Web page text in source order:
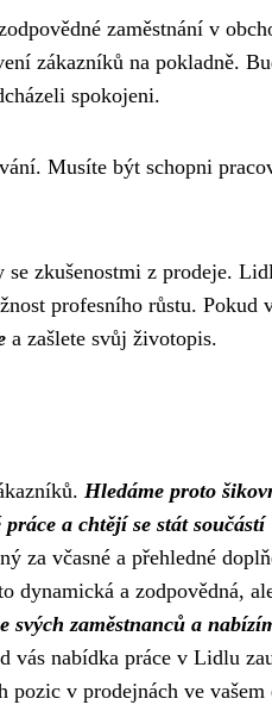
zaměstnání v
zákazníků na pokladně.
spokojeni.
Musíte být schopni
zkušenostmi z prodeje. Lidl
profesního růstu. Pokud
a zašlete svůj životopis.
Hledáme proto
a chtějí se stát součástí
za včasné a přehledné
dynamická a zodpovědná,
svých zaměstnanců a
vás nabídka práce v Lidlu
pozic v prodejnách ve